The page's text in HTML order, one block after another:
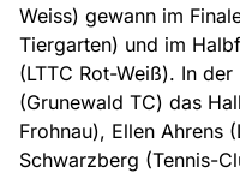
Weiss) gewann im
Tiergarten) und im
(LTTC Rot-Weiß). In
(Grunewald TC) das
Frohnau), Ellen Ahrens
Schwarzberg (Tennis-